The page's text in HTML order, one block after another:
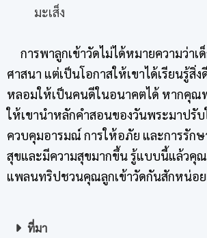
มะเส็ง
การพาลูกเข้าวัดไม่ได้หมายความว่าเ
ศาสนา แต่เป็นโอกาสให้เขาได้เรียนรู้สิ่
หลอมให้เป็นคนดีในอนาคตได้ หากคุ
ให้เขานำหลักคำสอนของวันพระมาปรับ
ควบคุมอารมณ์ การให้อภัย และการรัก
สุขและมีความสุขมากขึ้น รู้แบบนี้แล้วคุ
แพลนทริปชวนคุณลูกเข้าวัดกันสักหน่อย
ที่มา